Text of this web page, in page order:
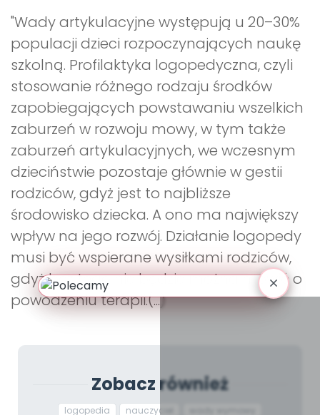
"Wady artykulacyjne występują u 20–30%
populacji dzieci rozpoczynających naukę
szkolną. Profilaktyka logopedyczna, czyli
stosowanie różnego rodzaju środków
zapobiegających powstawaniu wszelkich
zaburzeń w rozwoju mowy, w tym także
zaburzeń artykulacyjnych, we wczesnym
dzieciństwie pozostaje głównie w gestii
rodziców, gdyż jest to najbliższe
środowisko dziecka. A ono ma największy
wpływ na jego rozwój. Działanie logopedy
musi być wspierane wysiłkami rodziców,
gdyż bez tego nie będzie można mówić o
powodzeniu terapii.(...)
Zobacz również
logopedia nauczyciel